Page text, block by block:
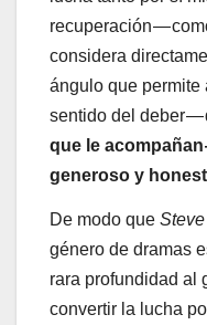
recuperación —
considera
ángulo que permite
sentido del deber —
que le
generoso y
De modo que Steve
género de dramas
rara profundidad al
convertir la lucha